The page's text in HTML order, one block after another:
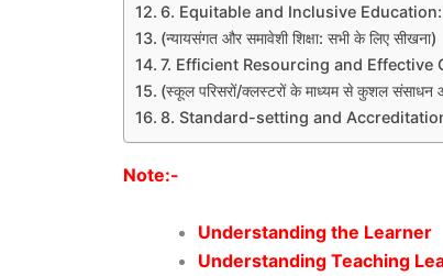
6. Equitable and Inclusive
(न्यायसंगत और समावेशी शिक्षा: सभी के लिए सीखना)
7. Efficient Resourcing and
(स्कूल परिसरों/क्लस्टरों के माध्यम से कुशल संसाधन
8. Standard-setting and Accreditation
Note:-
Understanding the Learner
Understanding Teaching